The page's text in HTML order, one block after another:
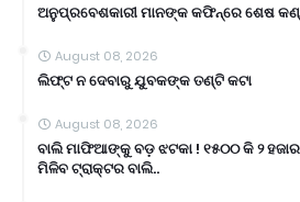
ଅନୁପ୍ରବେଶକାରୀ ମାନଙ୍କ କଫିନ୍‌ରେ ଶେଷ
August 08, 2026
ଲିଫ୍ଟ ନ ଦେବାରୁ ଯୁବକଙ୍କ ତଣ୍ଟି କଟା
August 08, 2026
ବାଲି ମାଫିଆଙ୍କୁ ବଡ଼ ଝଟକା ! ୧୫୦୦ କି ୨
ମିଳିବ ଟ୍ରାକ୍ଟର ବାଲି..